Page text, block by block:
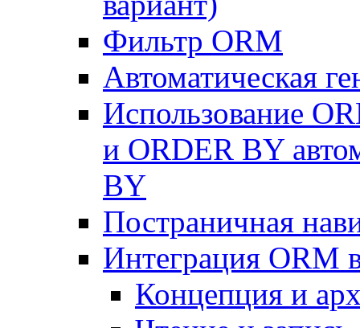
Фильтр ORM
Автоматическая
Использование
и ORDER BY
BY
Постраничная
Интеграция ORM
Концепция и